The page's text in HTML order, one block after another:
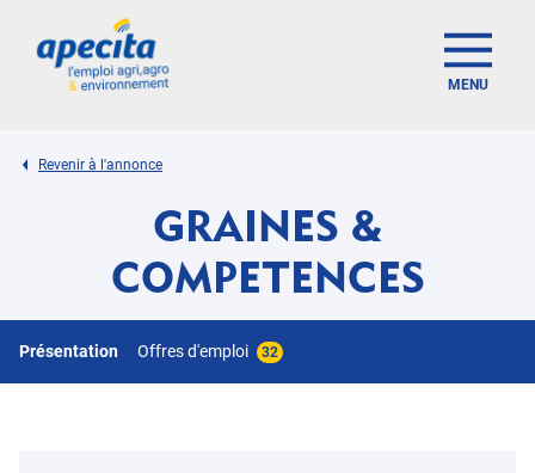
MENU
Revenir à l'annonce
GRAINES &
COMPETENCES
Présentation Offres d'emploi 32